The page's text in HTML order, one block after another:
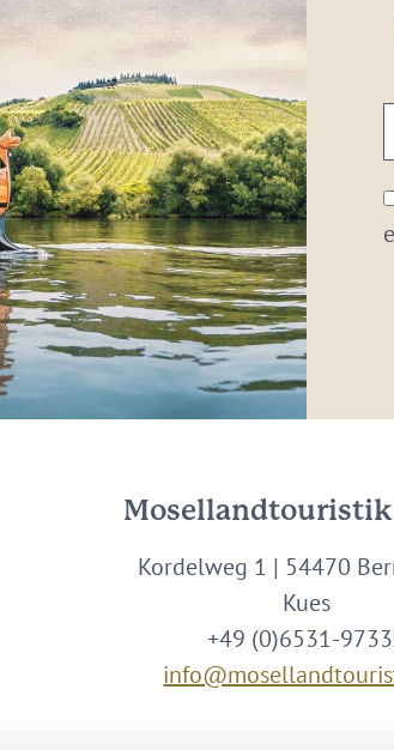
Mosellandtouristik
Kordelweg 1 | 54470
Kues
+49 (0)6531-